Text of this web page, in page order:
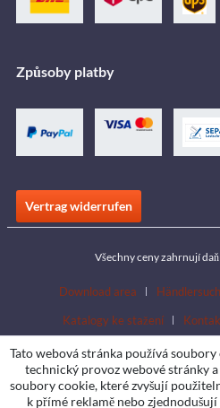
Způsoby platby
Vertrag widerrufen
Všechny ceny zahrnují
Download area
Katalogy ke stažení
Tato webová stránka používá
technický provoz webové stránky
soubory cookie, které zvyšují
k přímé reklamě nebo